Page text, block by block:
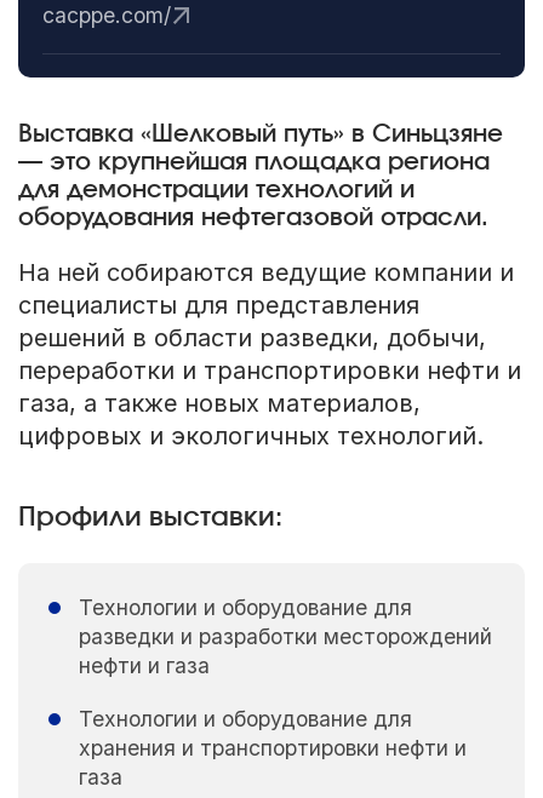
cacppe.com/
Выставка «Шелковый путь» в Синьцзяне
— это крупнейшая площадка региона
для демонстрации технологий и
оборудования нефтегазовой отрасли.
На ней собираются ведущие компании и
специалисты для представления
решений в области разведки, добычи,
переработки и транспортировки нефти и
газа, а также новых материалов,
цифровых и экологичных технологий.
Профили выставки:
Технологии и оборудование для
разведки и разработки месторождений
нефти и газа
Технологии и оборудование для
хранения и транспортировки нефти и
газа